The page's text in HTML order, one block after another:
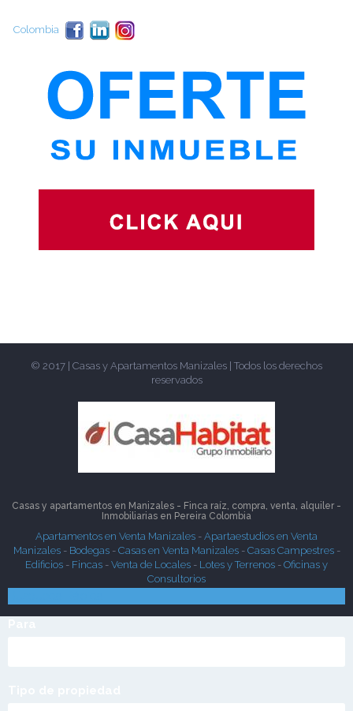
Colombia
© 2017 | Casas y Apartamentos Manizales | Todos los derechos
reservados
Casas y apartamentos en Manizales - Finca raíz, compra, venta, alquiler -
Inmobiliarias en Pereira Colombia
Apartamentos en Venta Manizales - Apartaestudios en Venta
Manizales- Bodegas- Casas en Venta Manizales- Casas Campestres-
Edificios - Fincas - Venta de Locales - Lotes y Terrenos - Oficinas y
Consultorios